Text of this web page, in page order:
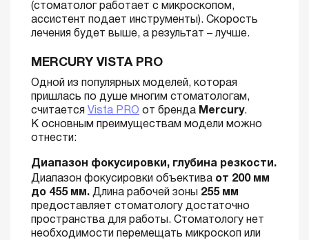
(стоматолог работает с микроскопом,
ассистент подает инструменты). Скорость
лечения будет выше, а результат – лучше.
MERCURY VISTA PRO
Одной из популярных моделей, которая
пришлась по душе многим стоматологам,
считается Vista PRO от бренда Mercury.
К основным преимуществам модели можно
отнести:
Диапазон фокусировки, глубина резкости.
Диапазон фокусировки объектива от 200 мм
до 455 мм. Длина рабочей зоны 255 мм
предоставляет стоматологу достаточно
пространства для работы. Стоматологу нет
необходимости перемещать микроскоп или